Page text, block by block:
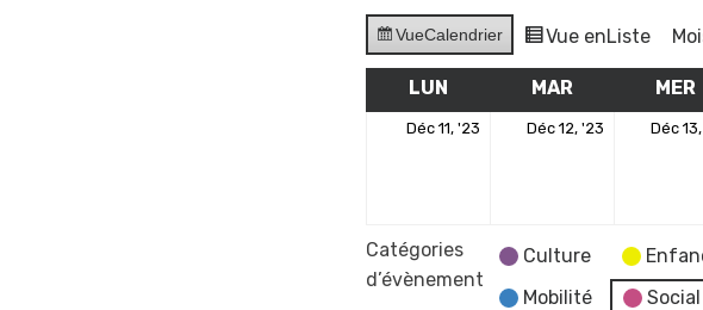
VueCalendrier Vue enListe
LUN MARMARDI MER
Déc 11, '23 Déc 12, '23 Déc
Catégories
d’évènement
Culture
Mobilité
Social